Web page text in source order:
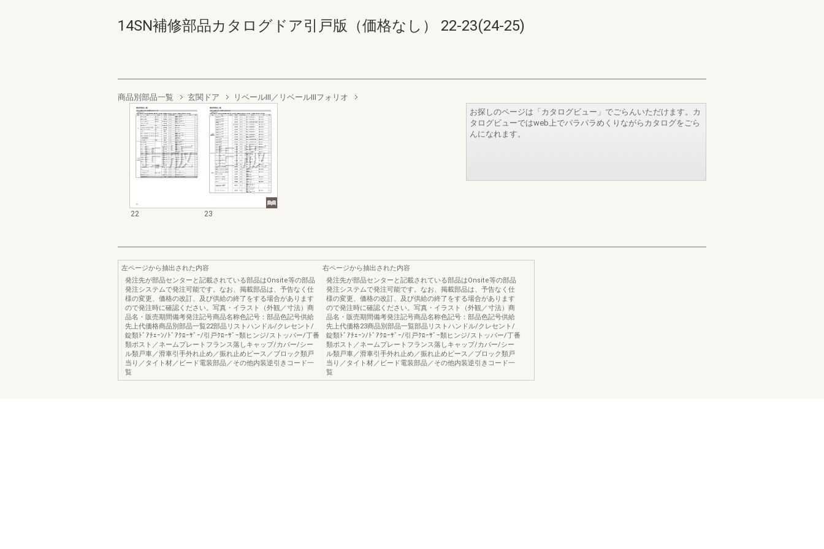
14SN補修部品カタログドア引戸版（価格なし） 22-23(24-25)
商品別部品一覧 玄関ドア リベールIII／リベールIIIフォリオ
22 23
お探しのページは「カタログビュー」でごらんいただけます。カ
タログビューではweb上でパラパラめくりながらカタログをごら
んになれます。
左ページから抽出された内容
発注先が部品センターと記載されている部品はOnsite等の部品
発注システムで発注可能です。なお、掲載部品は、予告なく仕
様の変更、価格の改訂、及び供給の終了をする場合があります
ので発注時に確認ください。写真・イラスト（外観／寸法）商
品名・販売期間備考発注記号商品名称色記号：部品色記号供給
先上代価格商品別部品一覧22部品リストハンドル/クレセント/
錠類ﾄﾞｱﾁｪｰﾝ/ﾄﾞｱｸﾛｰｻﾞｰ/引戸ｸﾛｰｻﾞｰ類ヒンジ/ストッパー/丁番
類ポスト／ネームプレートフランス落しキャップ/カバー/シー
ル類戸車／滑車引手外れ止め／振れ止めピース／ブロック類戸
当り／タイト材／ビード電装部品／その他内装逆引きコード一
覧
右ページから抽出された内容
発注先が部品センターと記載されている部品はOnsite等の部品
発注システムで発注可能です。なお、掲載部品は、予告なく仕
様の変更、価格の改訂、及び供給の終了をする場合があります
ので発注時に確認ください。写真・イラスト（外観／寸法）商
品名・販売期間備考発注記号商品名称色記号：部品色記号供給
先上代価格23商品別部品一覧部品リストハンドル/クレセント/
錠類ﾄﾞｱﾁｪｰﾝ/ﾄﾞｱｸﾛｰｻﾞｰ/引戸ｸﾛｰｻﾞｰ類ヒンジ/ストッパー/丁番
類ポスト／ネームプレートフランス落しキャップ/カバー/シー
ル類戸車／滑車引手外れ止め／振れ止めピース／ブロック類戸
当り／タイト材／ビード電装部品／その他内装逆引きコード一
覧